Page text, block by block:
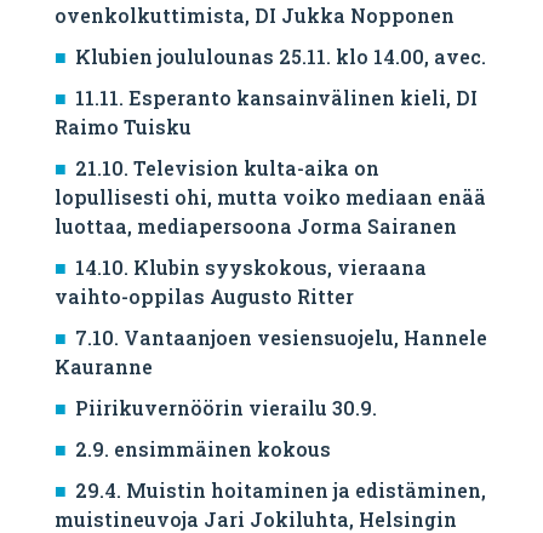
ovenkolkuttimista, DI Jukka Nopponen
Klubien joululounas 25.11. klo 14.00, avec.
11.11. Esperanto kansainvälinen kieli, DI
Raimo Tuisku
21.10. Television kulta-aika on
lopullisesti ohi, mutta voiko mediaan enää
luottaa, mediapersoona Jorma Sairanen
14.10. Klubin syyskokous, vieraana
vaihto-oppilas Augusto Ritter
7.10. Vantaanjoen vesiensuojelu, Hannele
Kauranne
Piirikuvernöörin vierailu 30.9.
2.9. ensimmäinen kokous
29.4. Muistin hoitaminen ja edistäminen,
muistineuvoja Jari Jokiluhta, Helsingin